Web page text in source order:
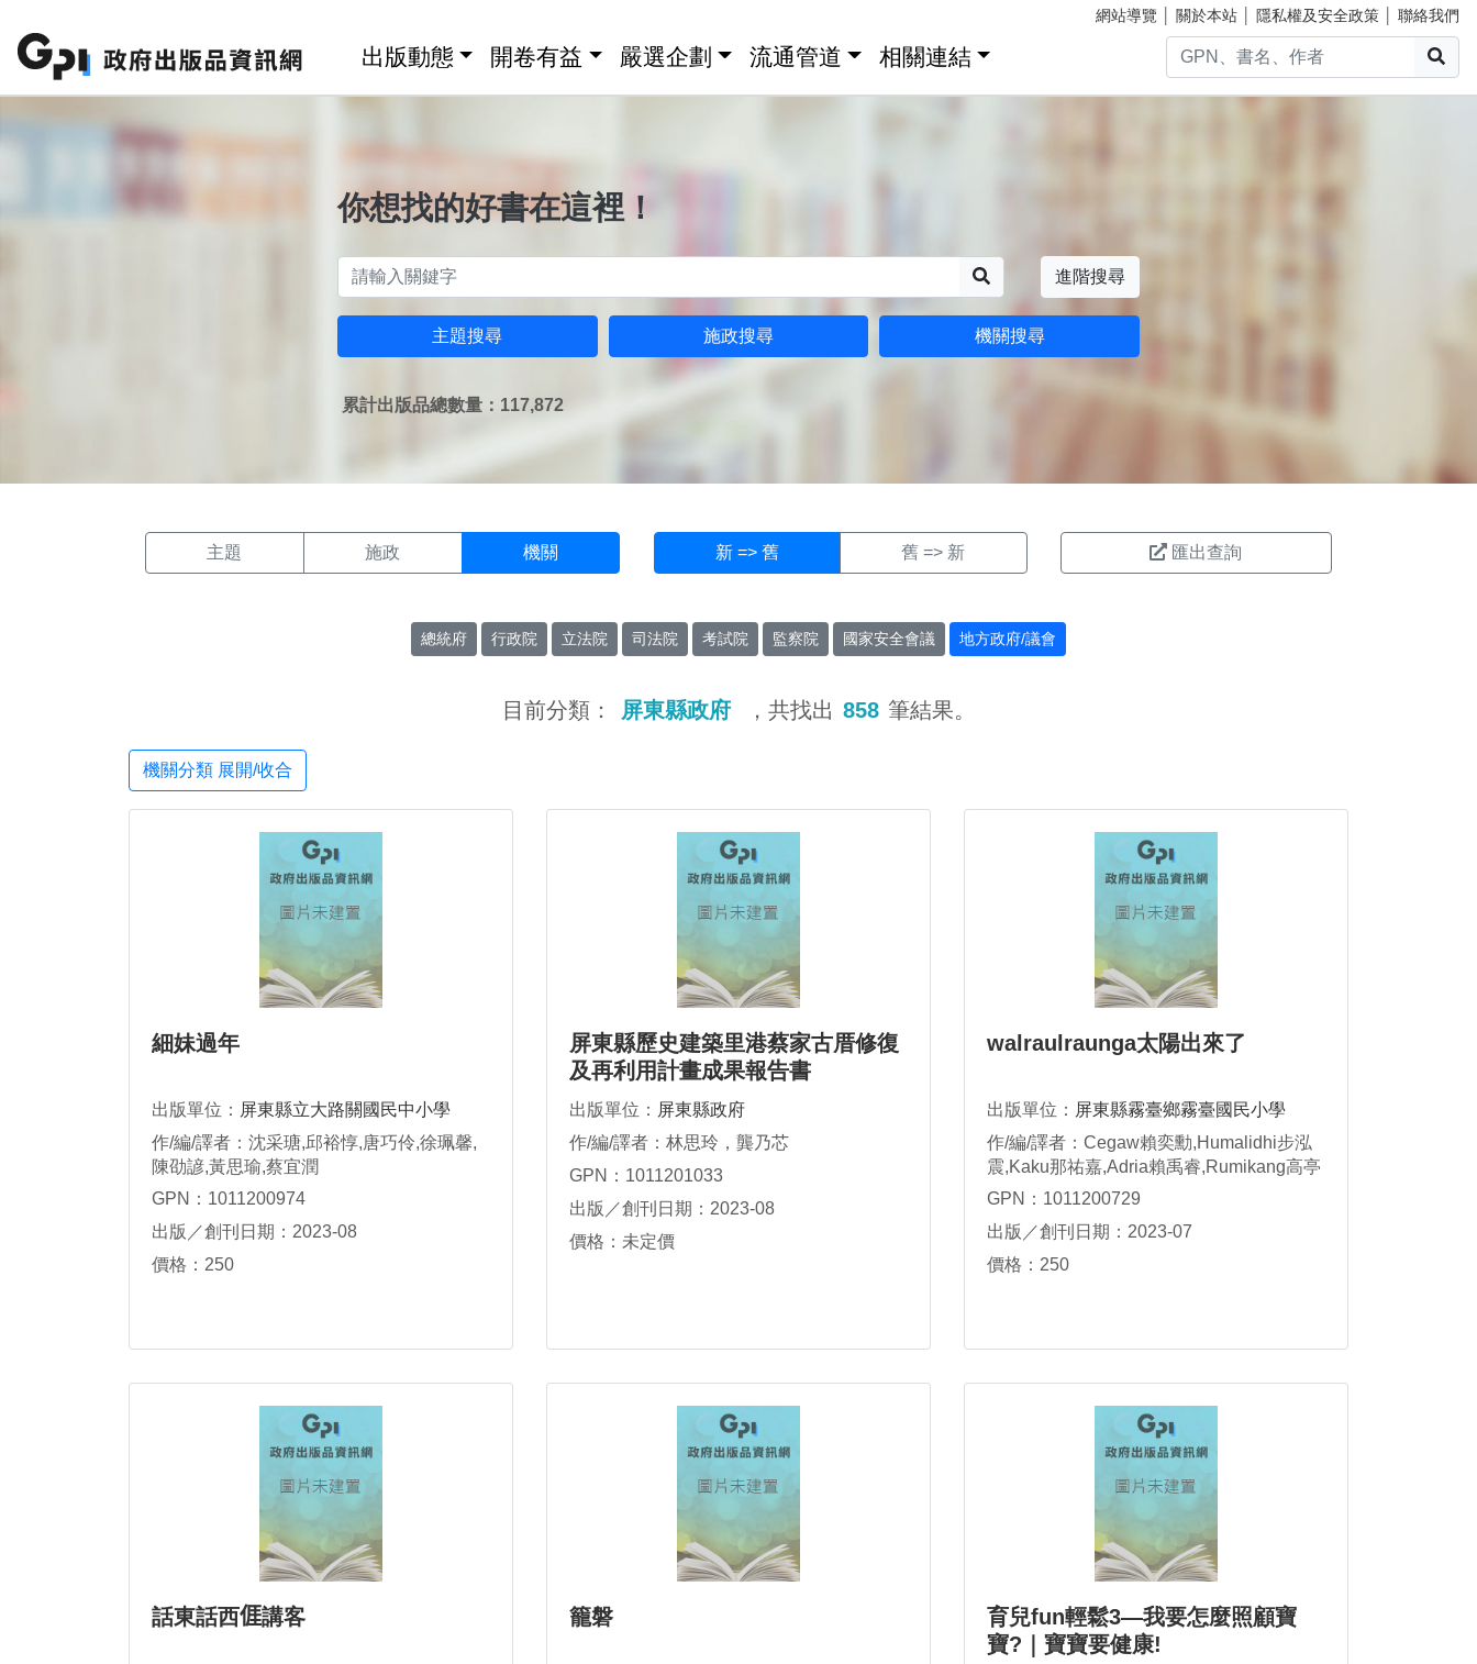
網站導覽 關於本站 隱私權及安全政策 聯絡我們
出版動態 開卷有益 嚴選企劃 流通管道 相關連結
你想找的好書在這裡！
進階搜尋
主題搜尋 施政搜尋 機關搜尋
累計出版品總數量：117,872
主題 施政 機關 新 => 舊 舊 => 新 匯出查詢
總統府 行政院 立法院 司法院 考試院 監察院 國家安全會議 地方政府/議會
目前分類： 屏東縣政府 ，共找出 858 筆結果。
機關分類 展開/收合
細妹過年
出版單位： 屏東縣立大路關國民中小學
作/編/譯者：沈采瑭,邱裕惇,唐巧伶,徐珮馨,
陳劭諺,黃思瑜,蔡宜潤
GPN：1011200974
出版／創刊日期：2023-08
價格：250
屏東縣歷史建築里港蔡家古厝修復
及再利用計畫成果報告書
出版單位： 屏東縣政府
作/編/譯者：林思玲，龔乃芯
GPN：1011201033
出版／創刊日期：2023-08
價格：未定價
walraulraunga太陽出來了
出版單位： 屏東縣霧臺鄉霧臺國民小學
作/編/譯者：Cegaw賴奕勳,Humalidhi步泓
震,Kaku那祐嘉,Adria賴禹睿,Rumikang高亭
荋,Senedhe何齊恩,Muni董妍妮,Paelrese杜
GPN：1011200729
出版／創刊日期：2023-07
價格：250
話東話西𠊎講客 籠磐
育兒fun輕鬆3—我要怎麼照顧寶
寶?｜寶寶要健康!